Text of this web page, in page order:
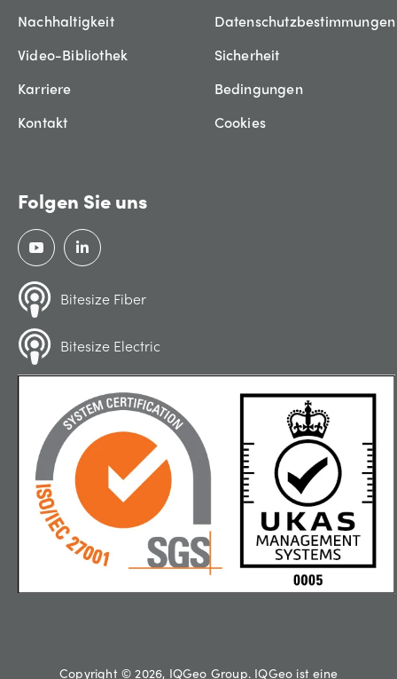
Nachhaltigkeit
Video-Bibliothek
Karriere
Kontakt
Datenschutzbestimmungen
Sicherheit
Bedingungen
Cookies
Folgen Sie uns
Bitesize Fiber
Bitesize Electric
Copyright © 2026, IQGeo Group. IQGeo ist eine